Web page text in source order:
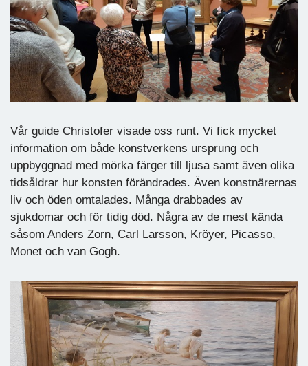
Vår guide Christofer visade oss runt. Vi fick mycket
information om både konstverkens ursprung och
uppbyggnad med mörka färger till ljusa samt även olika
tidsåldrar hur konsten förändrades. Även konstnärernas
liv och öden omtalades. Många drabbades av
sjukdomar och för tidig död. Några av de mest kända
såsom Anders Zorn, Carl Larsson, Kröyer, Picasso,
Monet och van Gogh.